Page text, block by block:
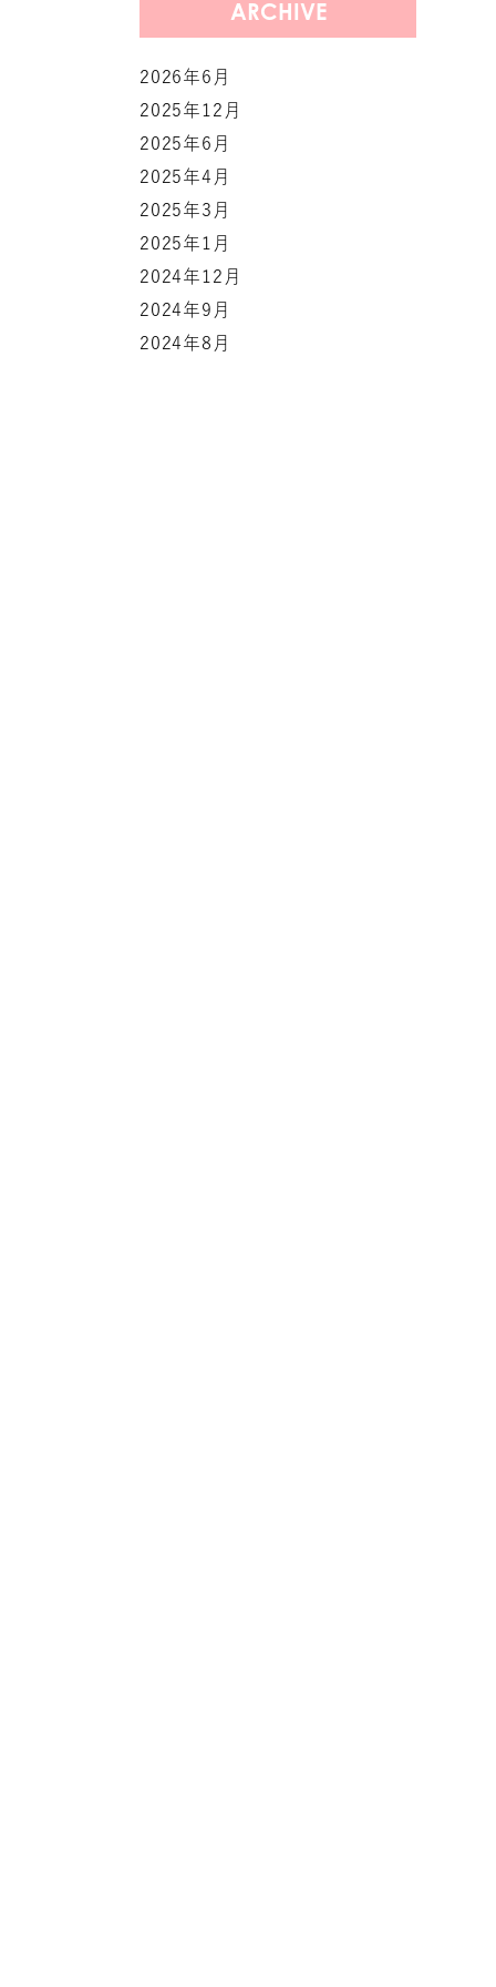
ARCHIVE
2026年6月
2025年12月
2025年6月
2025年4月
2025年3月
2025年1月
2024年12月
2024年9月
2024年8月